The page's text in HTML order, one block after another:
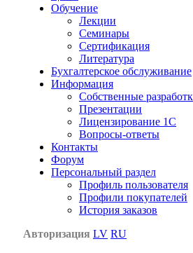
Обучение
Лекции
Семинары
Сертификация
Литература
Бухгалтерское обслуживание
Информация
Собственные
Презентации
Лицензирование 1С
Вопросы-ответы
Контакты
Форум
Персональный раздел
Профиль пользователя
Профили покупателей
История заказов
Авторизация LV RU